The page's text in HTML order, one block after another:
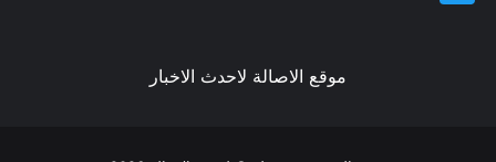
موقع الاصالة لاحدث الاخبار